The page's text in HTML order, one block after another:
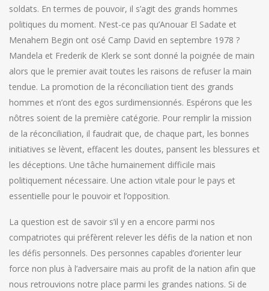
soldats. En termes de pouvoir, il s’agit des grands hommes
politiques du moment. N’est-ce pas qu’Anouar El Sadate et
Menahem Begin ont osé Camp David en septembre 1978 ?
Mandela et Frederik de Klerk se sont donné la poignée de main
alors que le premier avait toutes les raisons de refuser la main
tendue. La promotion de la réconciliation tient des grands
hommes et n’ont des egos surdimensionnés. Espérons que les
nôtres soient de la première catégorie. Pour remplir la mission
de la réconciliation, il faudrait que, de chaque part, les bonnes
initiatives se lèvent, effacent les doutes, pansent les blessures et
les déceptions. Une tâche humainement difficile mais
politiquement nécessaire. Une action vitale pour le pays et
essentielle pour le pouvoir et l’opposition.
La question est de savoir s’il y en a encore parmi nos
compatriotes qui préfèrent relever les défis de la nation et non
les défis personnels. Des personnes capables d’orienter leur
force non plus à l’adversaire mais au profit de la nation afin que
nous retrouvions notre place parmi les grandes nations. Si de